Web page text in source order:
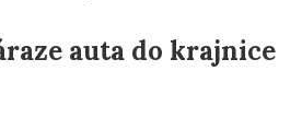
auta do krajnice